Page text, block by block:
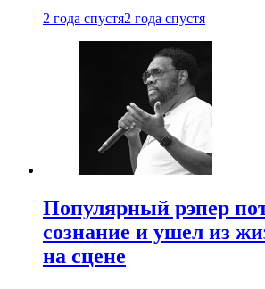
2 года спустя2 года спустя
Популярный рэпер
сознание и ушел из
на сцене